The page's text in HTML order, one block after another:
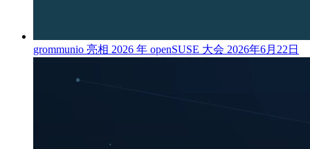
grommunio 亮相 2026 年 openSUSE 大会 2026年6月22日